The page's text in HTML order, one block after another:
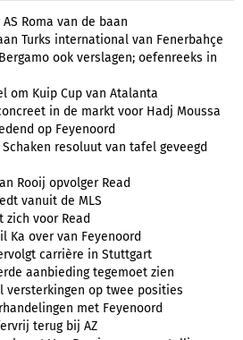
Roma van de baan
Turks international van Fenerbahçe
ook verslagen; oefenreeks in
om Kuip Cup van Atalanta
in de markt voor Hadj Moussa
op Feyenoord
resoluut van tafel geveegd
Rooij opvolger Read
vanuit de MLS
zich voor Read
Ka over van Feyenoord
carrière in Stuttgart
aanbieding tegemoet zien
versterkingen op twee posities
met Feyenoord
terug bij AZ